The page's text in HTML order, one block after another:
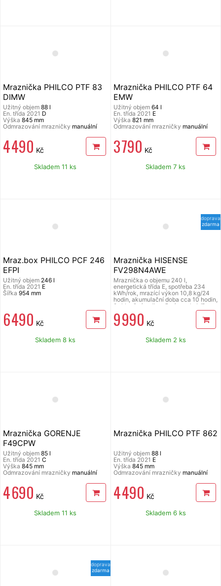
Mraznička PHILCO PTF 83
DIMW
Užitný objem 88 l
En. třída 2021 D
Výška 845 mm
Odmrazování mrazničky manuální
4 490 Kč
Skladem 11 ks
Mraznička PHILCO PTF 64
EMW
Užitný objem 64 l
En. třída 2021 E
Výška 821 mm
Odmrazování mrazničky manuální
3 790 Kč
Skladem 7 ks
Mraz.box PHILCO PCF 246
EFPI
Užitný objem 246 l
En. třída 2021 E
Šířka 954 mm
6 490 Kč
Skladem 8 ks
doprava
zdarma
Mraznička HISENSE
FV298N4AWE
Mraznička o objemu 240 l,
energetická třída E, spotřeba 234
kWh/rok, mrazící výkon 10,8 kg/24
hodin, akumulační doba cca 10 hodin,
2 skleněné police, 5 zásuvek, L/P
otevírání dveří, hlučnost 37 dB,
rozměry (š x v x h): 595 x 1720 x 590
mm.
9 990 Kč
Skladem 2 ks
Mraznička GORENJE
F49CPW
Užitný objem 85 l
En. třída 2021 C
Výška 845 mm
Odmrazování mrazničky manuální
4 690 Kč
Skladem 11 ks
Mraznička PHILCO PTF 862
Užitný objem 88 l
En. třída 2021 E
Výška 845 mm
Odmrazování mrazničky manuální
4 490 Kč
Skladem 6 ks
doprava
zdarma